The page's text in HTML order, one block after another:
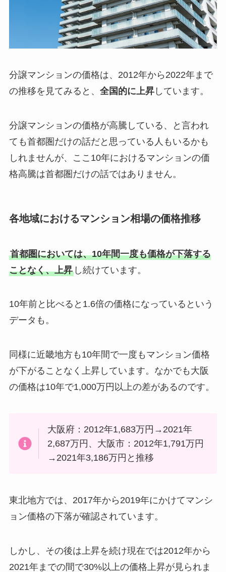
分譲マンションの価格は、2012年から2022年まで
の推移を見てみると、 全国的に上昇しています。
分譲マンションの価格が高騰している、と言われ
ても首都圏だけの話だと思っている人もいるかも
しれませんが、ここ10年におけるマンションの価
格高騰は首都圏だけの話ではありません。
各地域におけるマンション相場の価格推移
首都圏においては、10年間一度も価格が下落する
ことなく、上昇し続けています。
10年前と比べると1.6倍の価格になっているという
データも。
同様に近畿地方も10年間で一度もマンション価格
が下がることなく上昇しています。なかでも大阪
の価格は10年で1,000万円以上の差があるのです。
大阪府：2012年1,683万円→2021年
2,687万円、大阪市：2012年1,791万円
→2021年3,186万円と推移
東北地方では、2017年から2019年にかけてマンシ
ョン価格の下落が確認されています。
しかし、その後は上昇を続け現在では2012年から
2021年までの間で30%以上の価格上昇が見られま